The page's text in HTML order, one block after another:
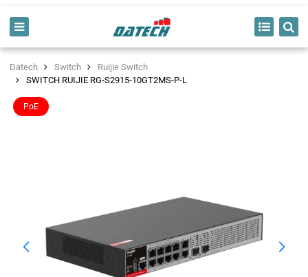
Datech Switch
Ruijie Switch
SWITCH RUIJIE RG-S2915-10GT2MS-P-L
PoE